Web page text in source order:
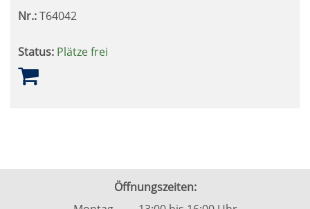
Nr.:T64042
Status: Plätze frei
Öffnungszeiten: